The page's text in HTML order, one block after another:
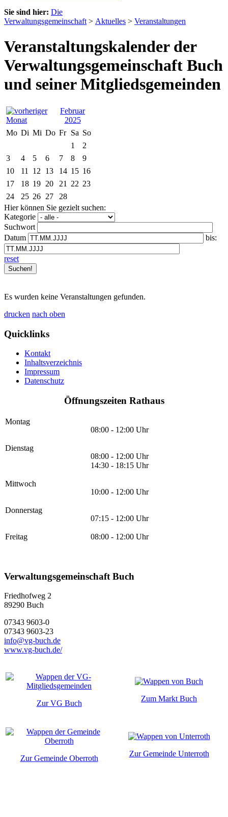
Sie sind hier: Die
Verwaltungsgemeinschaft > Aktuelles > Veranstaltungen
Veranstaltungskalender der
Verwaltungsgemeinschaft Buch
und seiner Mitgliedsgemeinden
Februar
2025
Mo Di Mi Do Fr Sa So
1
2
3
4 5 6 7 8
9
10
11 12 13 14 15 16
17
18 19 20 21 22 23
24
25 26 27
28
Hier können Sie gezielt suchen:
Kategorie
Suchwort
Datum
bis:
reset
Es wurden keine Veranstaltungen gefunden.
drucken nach oben
Quicklinks
Kontakt
Inhaltsverzeichnis
Impressum
Datenschutz
Öffnungszeiten Rathaus
Montag
08:00 - 12:00 Uhr
Dienstag
08:00 - 12:00 Uhr
14:30 - 18:15 Uhr
Mittwoch
10:00 - 12:00 Uhr
Donnerstag
07:15 - 12:00 Uhr
Freitag 08:00 - 12:00 Uhr
Verwaltungsgemeinschaft Buch
Friedhofweg 2
89290 Buch
07343 9603-0
07343 9603-23
info@vg-buch.de
www.vg-buch.de/
Zur VG Buch
Zum Markt Buch
Zur Gemeinde Oberroth
Zur Gemeinde Unterroth